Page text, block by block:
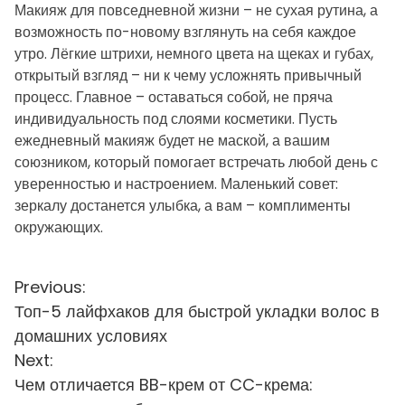
Макияж для повседневной жизни – не сухая рутина, а
возможность по-новому взглянуть на себя каждое
утро. Лёгкие штрихи, немного цвета на щеках и губах,
открытый взгляд – ни к чему усложнять привычный
процесс. Главное – оставаться собой, не пряча
индивидуальность под слоями косметики. Пусть
ежедневный макияж будет не маской, а вашим
союзником, который помогает встречать любой день с
уверенностью и настроением. Маленький совет:
зеркалу достанется улыбка, а вам – комплименты
окружающих.
Н
а
в
и
Previous:
Топ-5 лайфхаков для быстрой укладки волос в
домашних условиях
Next:
Чем отличается BB-крем от CC-крема: